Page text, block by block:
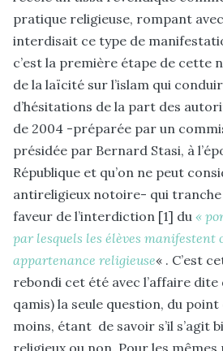
pratique religieuse, rompant
interdisait ce type de
c’est la première étape de cette
de la laïcité sur l’islam qui
d’hésitations de la part des
de 2004 -préparée par un
présidée par Bernard Stasi, à
République et qu’on ne peut
antireligieux notoire- qui
faveur de l’interdiction [1] du «
par lesquels les élèves manifestent
appartenance religieuse« . C’est
rebondi cet été avec l’affaire dite
qamis) la seule question, du
moins, étant de savoir s’il s’agit
religieux ou non. Pour les